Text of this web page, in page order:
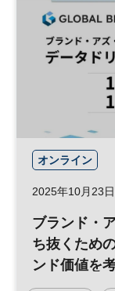
オンライン
2025年10月23
ブランド・
ち抜くため
ンド価値を